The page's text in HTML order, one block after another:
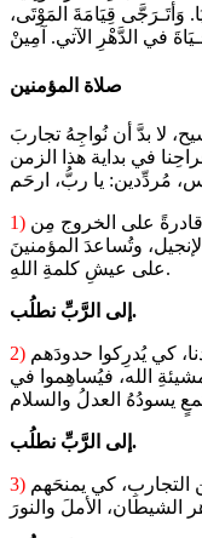
وَأتَـرَجَّى قِيَامَةَ المَوْتَى،
صلاة المؤمنين
لا بدَّ أن نُواجِهُ تجاربَ
في بداية هذا الزمن
1)
وتُساعدَ المؤمنينَ
على عيشِ كلمةِ اللهِ.
إلى الرَّبِّ نطلُب.
2)
الله، فيُساهِموا في
إلى الرَّبِّ نطلُب.
3)